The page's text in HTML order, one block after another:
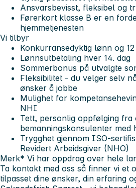
Ansvarsbevisst, fleksibel og
Førerkort klasse B er en
hjemmetjenesten
Vi tilbyr
Konkurransedyktig lønn og
Lønnsutbetaling hver 14. dag
Sommerbonus på utvalgte
Fleksibilitet - du velger selv
ønsker å jobbe
Mulighet for
NHI
Tett, personlig oppfølging fra
bemanningskonsulenter med
Trygghet gjennom ISO-
Revidert Arbeidsgiver (NHO)
Merk* Vi har oppdrag over hele
Ta kontakt med oss så finner vi et
tilpasset dine ønsker, din erfaring